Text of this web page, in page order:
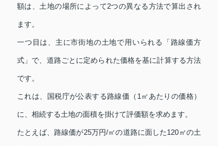
額は、土地の場所によって2つの異なる方法で算出され
ます。
一つ目は、主に市街地の土地で用いられる「路線価方
式」で、道路ごとに定められた価格を基に計算する方法
です。
これは、国税庁が公表する路線価（1㎡あたりの価格）
に、相続する土地の面積を掛けて評価額を求めます。
たとえば、路線価が25万円/㎡の道路に面した120㎡の土